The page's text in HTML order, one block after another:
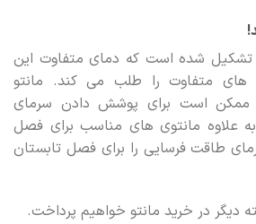
شده است که دمای متفاوت این
متفاوت را طلب می کند. مانتو
ممکن است برای پوشش دادن سرمای
علاوه مانتوی های مناسب برای فصل
طاقت فرسایی را برای فصل تابستان
دیگر در خرید مانتو خواهیم پرداخت.